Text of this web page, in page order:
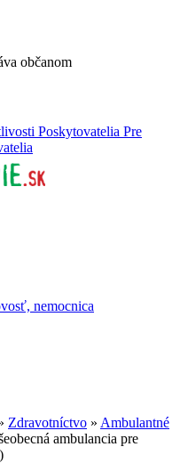
občanom
Poskytovatelia Pre
nemocnica
Zdravotníctvo » Ambulantné
ambulancia pre